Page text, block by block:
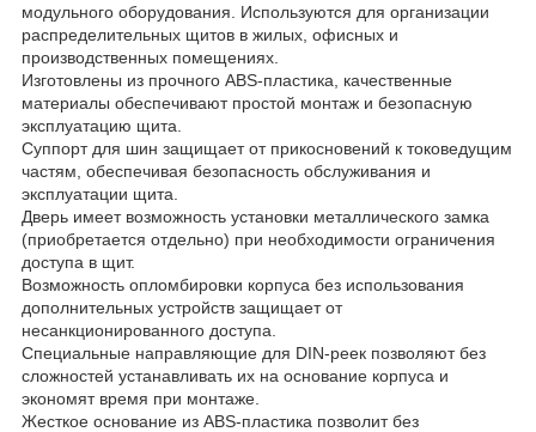
модульного оборудования. Используются для организации
распределительных щитов в жилых, офисных и
производственных помещениях.
Изготовлены из прочного ABS-пластика, качественные
материалы обеспечивают простой монтаж и безопасную
эксплуатацию щита.
Суппорт для шин защищает от прикосновений к токоведущим
частям, обеспечивая безопасность обслуживания и
эксплуатации щита.
Дверь имеет возможность установки металлического замка
(приобретается отдельно) при необходимости ограничения
доступа в щит.
Возможность опломбировки корпуса без использования
дополнительных устройств защищает от
несанкционированного доступа.
Специальные направляющие для DIN-реек позволяют без
сложностей устанавливать их на основание корпуса и
экономят время при монтаже.
Жесткое основание из ABS-пластика позволит без